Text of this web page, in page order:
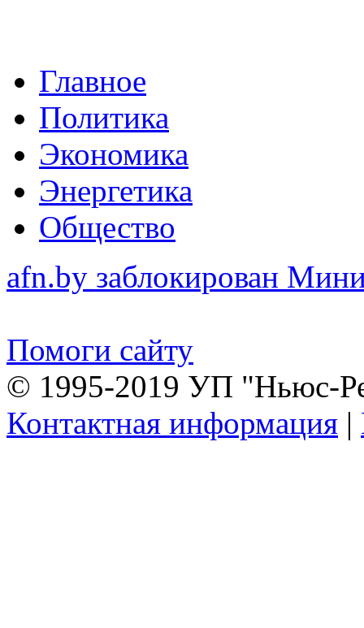
Главное
Политика
Экономика
Энергетика
Общество
afn.by заблокирован
Помоги сайту
© 1995-2019 УП "Ньюс-
Контактная информация |